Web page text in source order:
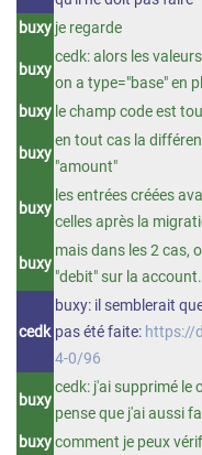
buxy je regarde
buxy
cedk: alors les
on a type="base" en
buxy le champ code est
buxy
en tout cas la
"amount"
buxy
les entrées créées
celles après la
buxy
mais dans les 2 cas,
"debit" sur la
cedk
buxy: il semblerait
pas été faite: https://
4-0/96
buxy
cedk: j'ai supprimé le
pense que j'ai aussi
buxycomment je peux